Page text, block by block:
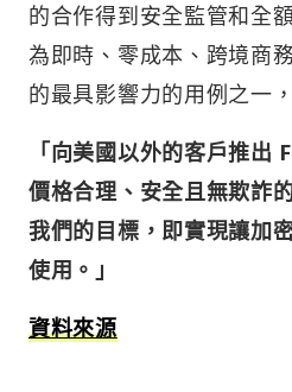
的合作得到安全監管和全
為即時、零成本、跨境商
的最具影響力的用例之一
「向美國以外的客戶推出
價格合理、安全且無欺詐
我們的目標，即實現讓加
使用。」
資料來源